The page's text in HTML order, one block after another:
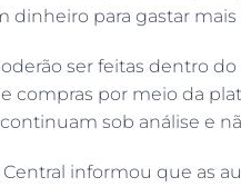
dinheiro para gastar mais
ser feitas dentro
compras por meio da
sob análise e
informou que as